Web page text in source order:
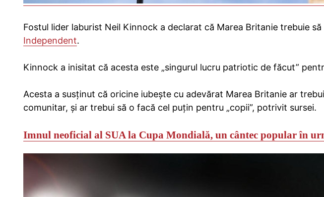
Fostul lider laburist Neil Kinnock a declarat că Marea Britanie trebuie să
Independent.
Kinnock a inisitat că acesta este „singurul lucru patriotic de făcut”
Acesta a susținut că oricine iubește cu adevărat Marea Britanie ar
comunitar, și ar trebui să o facă cel puțin pentru „copii”, potrivit sursei.
Imnul neoficial al SUA la Cupa Mondială, un cântec popular în